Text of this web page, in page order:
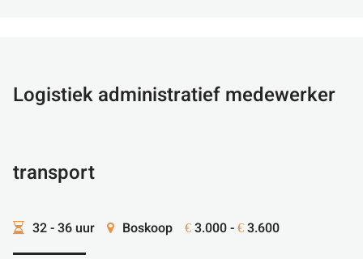
Logistiek administratief medewerker
transport
32 - 36 uur Boskoop € 3.000 - € 3.600